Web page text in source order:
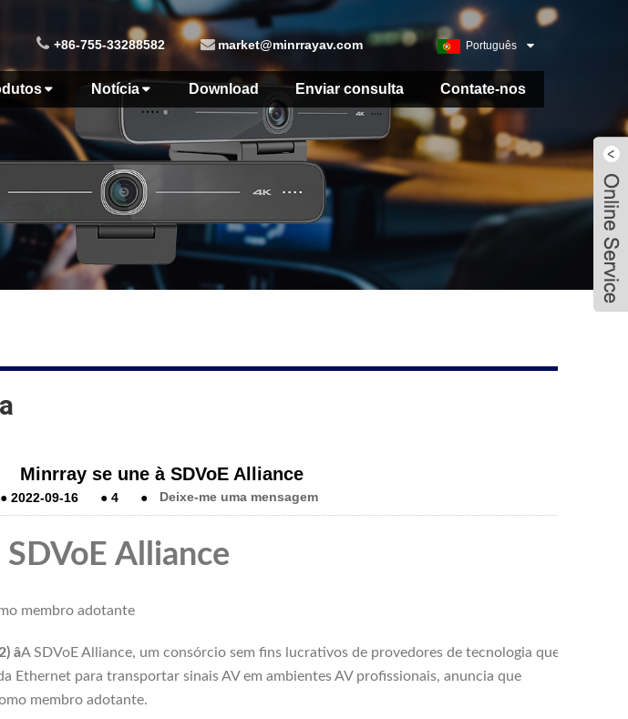
Português
+86-755-33288582 market@minrrayav.com
Notícia Download Enviar consulta Contate-nos
Minrray se une à SDVoE Alliance
●2022-09-16 ●4 ● Deixe-me uma mensagem
Alliance
membro adotante
âA SDVoE Alliance, um consórcio sem fins lucrativos de provedores de tecnologia que
Ethernet para transportar sinais AV em ambientes AV profissionais, anuncia que
membro adotante.